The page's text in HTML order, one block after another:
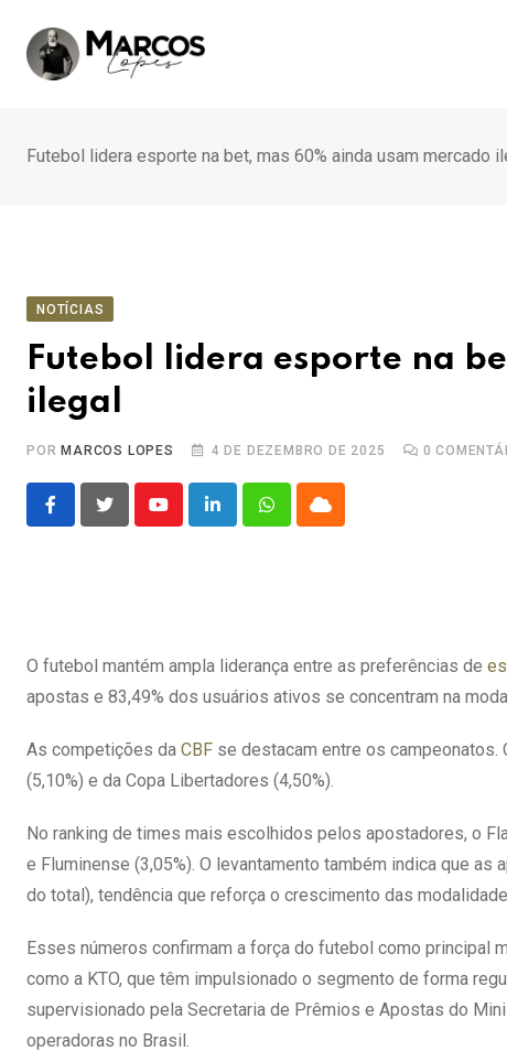
para
Futebol lidera esporte na bet, mas 60% ainda usam mercado
NOTÍCIAS
Futebol lidera esporte na
ilegal
POR MARCOS LOPES 4 DE DEZEMBRO DE 2025 0
YoutubeLinkedInWhatsappCloud
O futebol mantém ampla liderança entre as preferências de
apostas e 83,49% dos usuários ativos se concentram na
As competições da CBF se destacam entre os campeonatos.
(5,10%) e da Copa Libertadores (4,50%).
No ranking de times mais escolhidos pelos apostadores, o
e Fluminense (3,05%). O levantamento também indica que
do total), tendência que reforça o crescimento das
Esses números confirmam a força do futebol como principal
como a KTO, que têm impulsionado o segmento de forma
supervisionado pela Secretaria de Prêmios e Apostas do
operadoras no Brasil.